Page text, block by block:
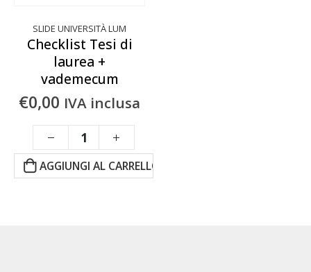
SLIDE UNIVERSITÀ LUM
Checklist Tesi di
laurea +
vademecum
€0,00 IVA inclusa
AGGIUNGI AL CARRELLO